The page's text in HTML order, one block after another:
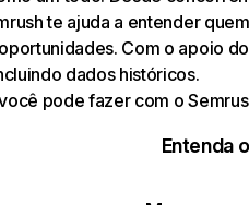
te ajuda a entender
Com o apoio
dados históricos.
pode fazer com o
Entenda